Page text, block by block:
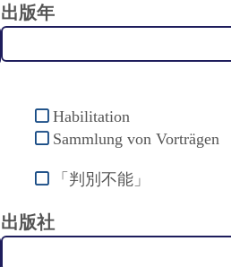
出版年
Habilitation
Sammlung von Vorträgen
「判別不能」
出版社